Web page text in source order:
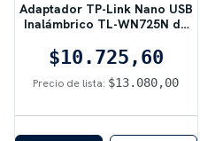
Adaptador TP-Link Nano USB
Inalámbrico TL-WN725N de
$10.725,60
Precio de lista: $13.080,00